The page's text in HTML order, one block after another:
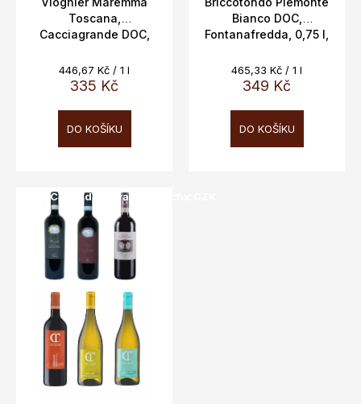
Toscana,
Cacciagrande DOC,
335 Kč
Měrná
cena:
446,67 Kč / 1 l
DO KOŠÍKU
Bianco DOC,
Fontanafredda, 0,75 l,
349 Kč
Měrná
cena:
465,33 Kč / 1 l
DO KOŠÍKU
SALECODE:doprava100:100:fix:CZK